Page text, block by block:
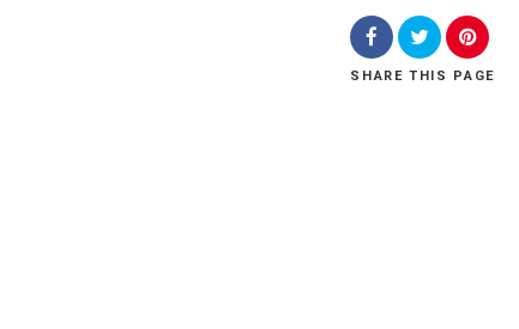
SHARE THIS PAGE